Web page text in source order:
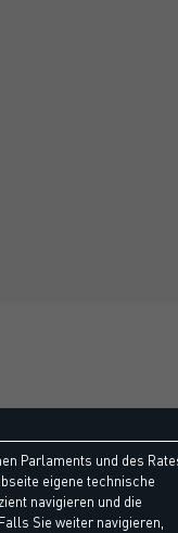
Parlaments und des
eigene technische
navigieren und die
Sie weiter navigieren,